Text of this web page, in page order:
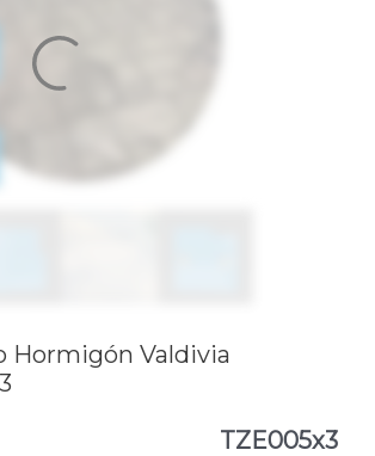
Hormigón Valdivia
TZE005x3